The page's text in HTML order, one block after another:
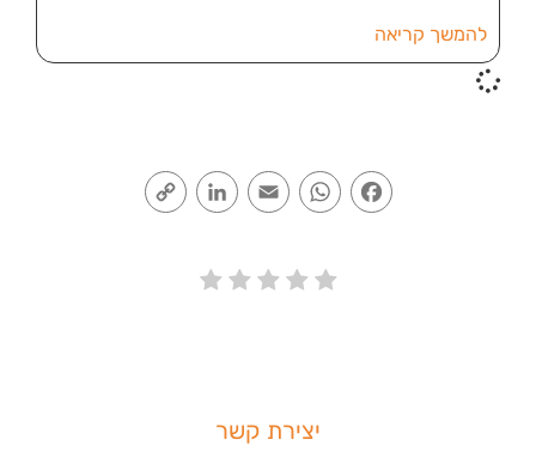
להמשך קריאה
Facebook
WhatsApp
Email
LinkedIn
יצירת קשר